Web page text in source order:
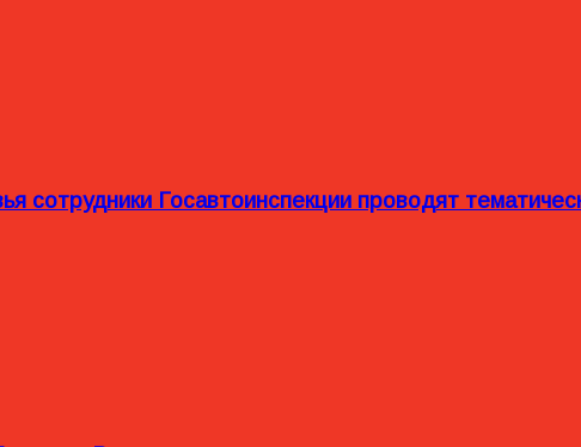
сотрудники Госавтоинспекции проводят